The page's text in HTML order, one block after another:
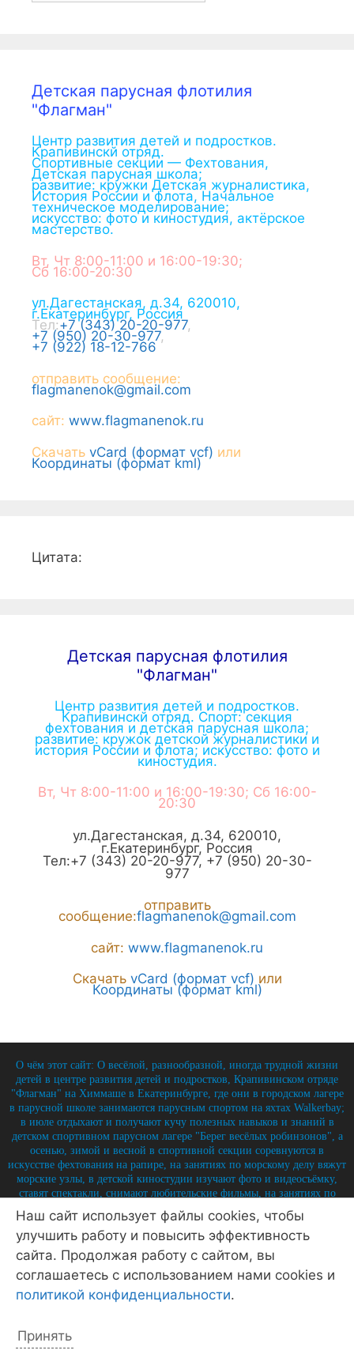
Детская парусная флотилия
"Флагман"
Центр развития детей и подростков.
Крапивинскй отряд.
Спортивные секции — Фехтования,
Детская парусная школа;
развитие: кружки Детская журналистика,
История России и флота, Начальное
техническое моделирование;
искусство: фото и киностудия, актёрское
мастерство.
Вт, Чт 8:00-11:00 и 16:00-19:30;
Сб 16:00-20:30
ул.Дагестанская, д.34, 620010,
г.Екатеринбург, Россия
Тел:+7 (343) 20-20-977,
+7 (950) 20-30-977,
+7 (922) 18-12-766
отправить сообщение:
flagmanenok@gmail.com
сайт: www.flagmanenok.ru
Скачать vCard (формат vcf) или
Координаты (формат kml)
Цитата:
Детская парусная флотилия
"Флагман"
Центр развития детей и подростков.
Крапивинскй отряд. Спорт: секция
фехтования и детская парусная школа;
развитие: кружок детской журналистики и
история России и флота; искусство: фото и
киностудия.
Вт, Чт 8:00-11:00 и 16:00-19:30; Сб 16:00-
20:30
ул.Дагестанская, д.34, 620010,
г.Екатеринбург, Россия
Тел:+7 (343) 20-20-977, +7 (950) 20-30-
977
отправить
сообщение:flagmanenok@gmail.com
сайт: www.flagmanenok.ru
Скачать vCard (формат vcf) или
Координаты (формат kml)
О чём этот сайт: О весёлой, разнообразной, иногда трудной жизни
детей в центре развития детей и подростков, Крапивинском отряде
"Флагман" на Химмаше в Екатеринбурге, где они в городском лагере
в парусной школе занимаются парусным спортом на яхтах Walkerbay;
в июле отдыхают и получают кучу полезных навыков и знаний в
детском спортивном парусном лагере "Берег весёлых робинзонов", а
осенью, зимой и весной в спортивной секции соревнуются в
искусстве фехтования на рапире, на занятиях по морскому делу вяжут
морские узлы, в детской киностудии изучают фото и видеосъёмку,
ставят спектакли, снимают любительские фильмы, на занятиях по
истории углубляют свои знания по историю России и флота, и
круглый год на занятиях по детской журналистике практикуются в
написании заметок, репортажей, интервью, выпуская стен-газету и
выкладывая лучшие материалы на отрядный сайт.
© 2026 Крапивинский отряд Флагман - детский центр
Екатеринбург• Создано вGeneratePress
Наш сайт использует файлы cookies, чтобы
улучшить работу и повысить эффективность
сайта. Продолжая работу с сайтом, вы
соглашаетесь с использованием нами cookies и
политикой конфиденциальности.
Принять